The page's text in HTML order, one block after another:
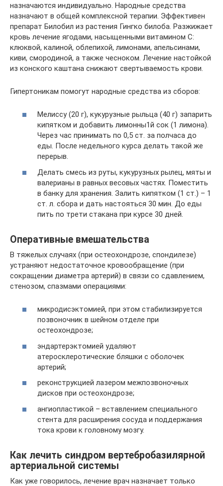
назначаются индивидуально. Народные средства
назначают в общей комплексной терапии. Эффективен
препарат Билобил из растения Гингко билоба. Разжижает
кровь лечение ягодами, насыщенными витамином С:
клюквой, калиной, облепихой, лимонами, апельсинами,
киви, смородиной, а также чесноком. Лечение настойкой
из конского каштана снижают свертываемость крови.
Гипертоникам помогут народные средства из сборов:
Мелиссу (20 г), кукурузные рыльца (40 г) запарить
кипятком и добавить лимонны1й сок (1 лимона).
Через час принимать по 0,5 ст. за полчаса до
еды. После недельного курса делать такой же
перерыв.
Делать смесь из руты, кукурузных рылец, мяты и
валерианы в равных весовых частях. Поместить
в банку для хранения. Залить кипятком (1 ст.) – 1
ст. л. сбора и дать настояться 30 мин. До еды
пить по трети стакана при курсе 30 дней.
Оперативные вмешательства
В тяжелых случаях (при остеохондрозе, спондилезе)
устраняют недостаточное кровообращение (при
сокращении диаметра артерий) в связи со сдавлением,
стенозом, спазмами операциями:
микродисэктомией, при этом стабилизируется
позвоночник в шейном отделе при
остеохондрозе;
эндартерэктомией удаляют
атеросклеротические бляшки с оболочек
артерий;
реконструкцией лазером межпозвоночных
дисков при остеохондрозе;
ангиопластикой – вставлением специального
стента для расширения сосуда и поддержания
тока крови к головному мозгу.
Как лечить синдром вертебробазилярной
артериальной системы
Как уже говорилось, лечение врач назначает только